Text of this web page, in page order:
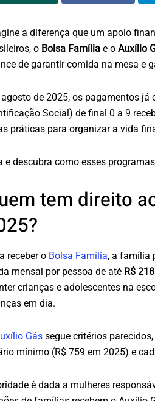
a diferença que um apoio
o Bolsa Família e o Auxílio
de garantir comida na mesa e
agosto de 2025, os pagamentos
Social) de final 0 a 9
práticas para organizar a vida
e descubra como esses
tem direito
receber o Bolsa Família, a família
mensal por pessoa de até R$ 218
crianças e adolescentes na
em dia.
Gás segue critérios
mínimo (R$ 759 em 2025) e
é dada a mulheres